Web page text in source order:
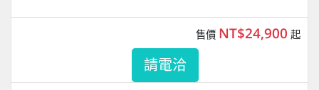
售價 NT$24,900 起
請電洽